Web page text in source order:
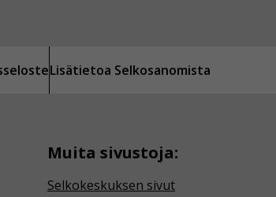
Lisätietoa Selkosanomista
Muita sivustoja:
Selkokeskuksen sivut